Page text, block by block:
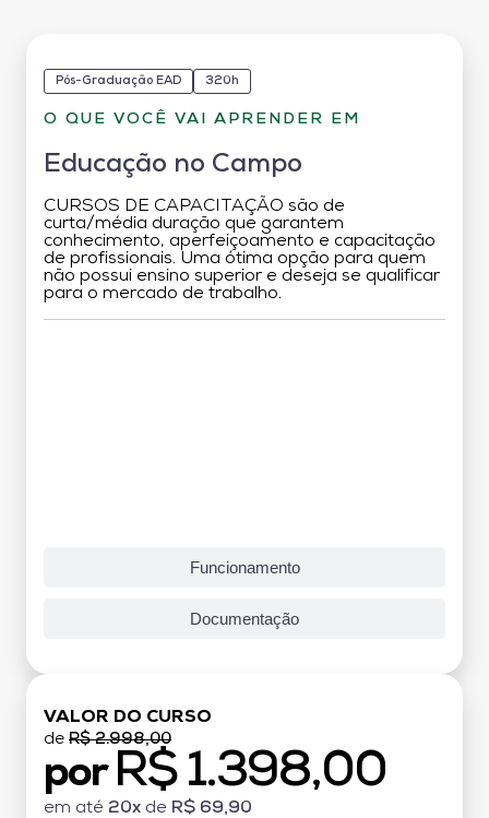
Pós-Graduação EAD 320h
O QUE VOCÊ VAI APRENDER EM
Educação no Campo
CURSOS DE CAPACITAÇÃO são de
curta/média duração que garantem
conhecimento, aperfeiçoamento e capacitação
de profissionais. Uma ótima opção para quem
não possui ensino superior e deseja se qualificar
para o mercado de trabalho.
Funcionamento
Documentação
VALOR DO CURSO
de R$ 2.998,00
por R$ 1.398,00
em até 20x de R$ 69,90